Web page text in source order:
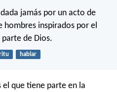
jamás por un acto de
inspirados por el
de Dios.
hablar
que tiene parte en la